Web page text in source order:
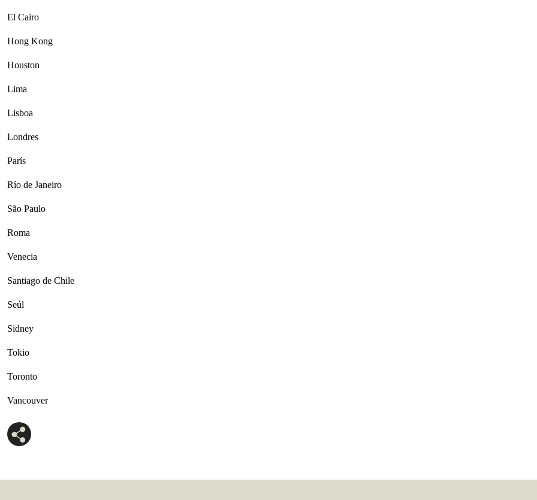
El Cairo
Hong Kong
Houston
Lima
Lisboa
Londres
París
Río de Janeiro
São Paulo
Roma
Venecia
Santiago de Chile
Seúl
Sidney
Tokio
Toronto
Vancouver